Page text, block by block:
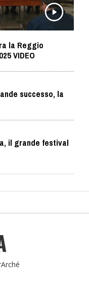
la Reggio
VIDEO
successo, la
il grande festival